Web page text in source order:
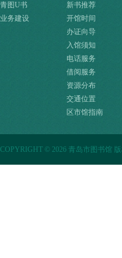
青图U书
业务建设
新书推荐
开馆时间
办证向导
入馆须知
电话服务
借阅服务
资源分布
交通位置
区市馆指南
COPYRIGHT © 2026 青岛市图书馆